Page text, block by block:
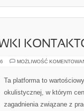
MOŻLIWOŚĆ
Ta platforma to
okulistycznej, w którym
zagadnienia związane z